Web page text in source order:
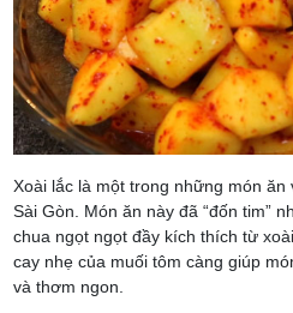
Xoài lắc là một trong những món
Sài Gòn. Món ăn này đã “đốn tim”
chua ngọt ngọt đầy kích thích từ
cay nhẹ của muối tôm càng giúp
và thơm ngon.